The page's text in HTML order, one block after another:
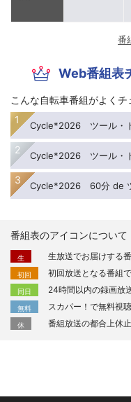
番
Web番組表
こんな自転車番組がよくチ
Cycle*2026 ツール・
Cycle*2026 ツール・
Cycle*2026 60分 de
番組表のアイコンについて
生 生放送でお届けする
初回 初回放送となる番組
同日 24時間以内の録画放
無料 スカパー！で無料視
休 番組放送の都合上休